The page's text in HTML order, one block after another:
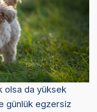
olsa da yüksek
günlük egzersiz